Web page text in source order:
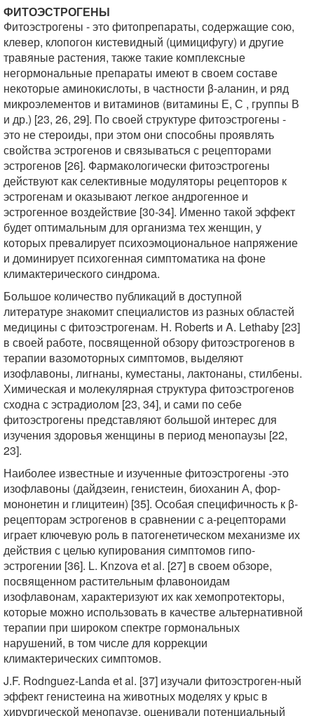
ФИТОЭСТРОГЕНЫ
Фитоэстрогены - это фитопрепараты, содержащие сою,
клевер, клопогон кистевидный (цимицифугу) и другие
травяные растения, также такие комплексные
негормональные препараты имеют в своем составе
некоторые аминокислоты, в частности β-аланин, и ряд
микроэлементов и витаминов (витамины Е, С , группы В
и др.) [23, 26, 29]. По своей структуре фитоэстрогены -
это не стероиды, при этом они способны проявлять
свойства эстрогенов и связываться с рецепторами
эстрогенов [26]. Фармакологически фитоэстрогены
действуют как селективные модуляторы рецепторов к
эстрогенам и оказывают легкое андрогенное и
эстрогенное воздействие [30-34]. Именно такой эффект
будет оптимальным для организма тех женщин, у
которых превалирует психоэмоциональное напряжение
и доминирует психогенная симптоматика на фоне
климактерического синдрома.
Большое количество публикаций в доступной
литературе знакомит специалистов из разных областей
медицины с фитоэстрогенам. H. Roberts и A. Lethaby [23]
в своей работе, посвященной обзору фитоэстрогенов в
терапии вазомоторных симптомов, выделяют
изофлавоны, лигнаны, куместаны, лактонаны, стилбены.
Химическая и молекулярная структура фитоэстрогенов
сходна с эстрадиолом [23, 34], и сами по себе
фитоэстрогены представляют большой интерес для
изучения здоровья женщины в период менопаузы [22,
23].
Наиболее известные и изученные фитоэстрогены -это
изофлавоны (дайдзеин, генистеин, биоханин А, фор-
мононетин и глицитеин) [35]. Особая специфичность к β-
рецепторам эстрогенов в сравнении с а-рецепторами
играет ключевую роль в патогенетическом механизме их
действия с целью купирования симптомов гипо-
эстрогении [36]. L. Knzova et al. [27] в своем обзоре,
посвященном растительным флавоноидам
изофлавонам, характеризуют их как хемопротекторы,
которые можно использовать в качестве альтернативной
терапии при широком спектре гормональных
нарушений, в том числе для коррекции
климактерических симптомов.
J.F. Rodnguez-Landa et al. [37] изучали фитоэстроген-ный
эффект генистеина на животных моделях у крыс в
хирургической менопаузе, оценивали потенциальный